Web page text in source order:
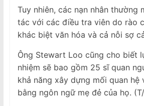
Tuy nhiên, các nạn nhân thường
tác với các điều tra viên do rào
khác biệt văn hóa và cả nỗi sợ
Ông Stewart Loo cũng cho biết
nhiệm sẽ bao gồm 25 sĩ quan
khả năng xây dựng mối quan hệ
bằng ngôn ngữ mẹ đẻ của họ.